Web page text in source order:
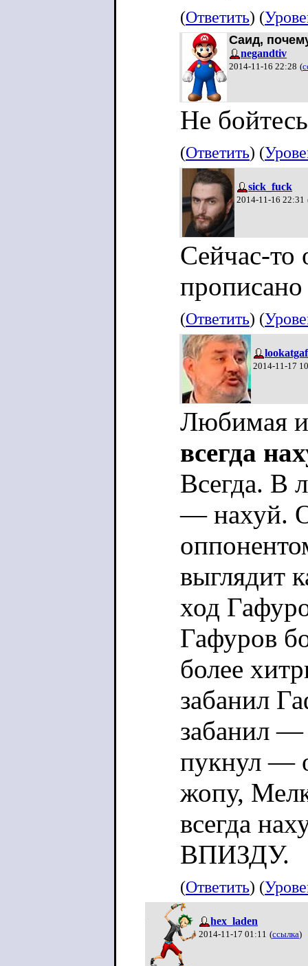
(Ответить) (
Саид,
negandtiv
2014-11-16 22:28 (
Не
(Ответить) (
sick_fuck
2014-11-16 22:31
Сейчас-то
(Ответить) (
2014-11-17
Любимая
всегда
Всегда. В
— нахуй.
выглядит
ход
Гафуров
более
забанил
забанил —
пукнул —
жопу,
всегда
ВПИЗДУ.
(Ответить) (
hex_laden
2014-11-17 01:11 (ссылка)